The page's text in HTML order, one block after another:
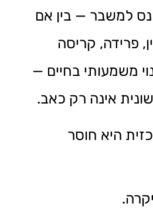
למשבר — בין אם
פרידה, קריסה
משמעותי בחיים —
אינה רק כאב.
היא חוסר